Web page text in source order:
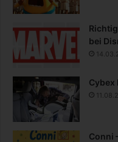
bei
Cybex
Conni